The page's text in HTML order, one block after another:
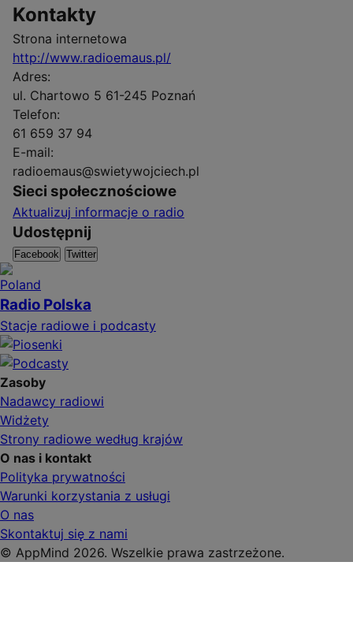
Kontakty
Strona internetowa
http://www.radioemaus.pl/
Adres:
ul. Chartowo 5 61-245 Poznań
Telefon:
61 659 37 94
E-mail:
radioemaus@swietywojciech.pl
Sieci społecznościowe
Aktualizuj informacje o radio
Udostępnij
Facebook Twitter
Radio Polska
Stacje radiowe i podcasty
Zasoby
Nadawcy radiowi
Widżety
Strony radiowe według krajów
O nas i kontakt
Polityka prywatności
Warunki korzystania z usługi
O nas
Skontaktuj się z nami
© AppMind 2026. Wszelkie prawa zastrzeżone.